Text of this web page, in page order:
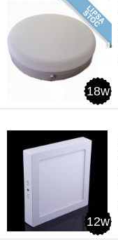
18w
12w